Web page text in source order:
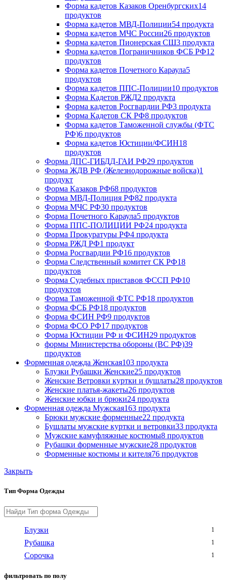
Форма кадетов Казаков Оренбургских14
продуктов
Форма кадетов МВД-Полиции54 продукта
Форма кадетов МЧС России26 продуктов
Форма кадетов Пионерская СШ3 продукта
Форма кадетов Пограничников ФСБ РФ12
продуктов
Форма кадетов Почетного Караула5
продуктов
Форма кадетов ППС-Полиции10 продуктов
Форма Кадетов РЖД2 продукта
Форма кадетов Росгвардии РФ3 продукта
Форма Кадетов СК РФ8 продуктов
Форма кадетов Таможенной службы (ФТС
РФ)6 продуктов
Форма кадетов Юстиции/ФСИН18
продуктов
Форма ДПС-ГИБДД-ГАИ РФ29 продуктов
Форма ЖДВ РФ (Железнодорожные войска)1
продукт
Форма Казаков РФ68 продуктов
Форма МВД-Полиция РФ82 продукта
Форма МЧС РФ30 продуктов
Форма Почетного Караула5 продуктов
Форма ППС-ПОЛИЦИИ РФ24 продукта
Форма Прокуратуры РФ4 продукта
Форма РЖД РФ1 продукт
Форма Росгвардии РФ16 продуктов
Форма Следственный комитет СК РФ18
продуктов
Форма Судебных приставов ФССП РФ10
продуктов
Форма Таможенной ФТС РФ18 продуктов
Форма ФСБ РФ18 продуктов
Форма ФСИН РФ9 продуктов
Форма ФСО РФ17 продуктов
Форма Юстиции РФ и ФСИН29 продуктов
формы Министерства обороны (ВС РФ)39
продуктов
Форменная одежда Женская103 продукта
Блузки Рубашки Женские25 продуктов
Женские Ветровки куртки и бушлаты28 продуктов
Женские платья-жакеты26 продуктов
Женские юбки и брюки24 продукта
Форменная одежда Мужская163 продукта
Брюки мужские форменные22 продукта
Бушлаты мужские куртки и ветровки33 продукта
Мужские камуфляжные костюмы8 продуктов
Рубашки форменные мужские28 продуктов
Форменные костюмы и кителя76 продуктов
Закрыть
Тип Форма Одежды
Блузки 1
Рубашка 1
Сорочка 1
фильтровать по полу